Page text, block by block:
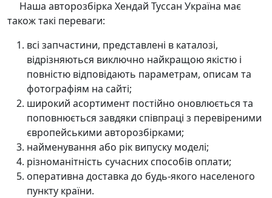
Наша авторозбірка Хендай Туссан Україна має
також такі переваги:
всі запчастини, представлені в каталозі,
відрізняються виключно найкращою якістю і
повністю відповідають параметрам, описам та
фотографіям на сайті;
широкий асортимент постійно оновлюється та
поповнюється завдяки співпраці з перевіреними
європейськими авторозбірками;
найменування або рік випуску моделі;
різноманітність сучасних способів оплати;
оперативна доставка до будь-якого населеного
пункту країни.